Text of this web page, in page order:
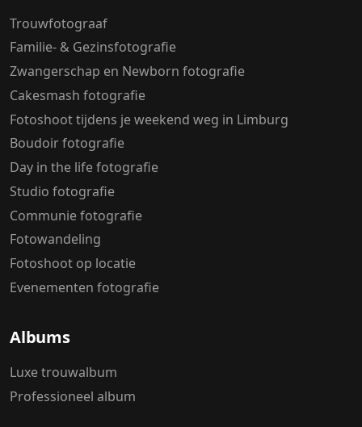
Trouwfotograaf
Familie- & Gezinsfotografie
Zwangerschap en Newborn fotografie
Cakesmash fotografie
Fotoshoot tijdens je weekend weg in Limburg
Boudoir fotografie
Day in the life fotografie
Studio fotografie
Communie fotografie
Fotowandeling
Fotoshoot op locatie
Evenementen fotografie
Albums
Luxe trouwalbum
Professioneel album